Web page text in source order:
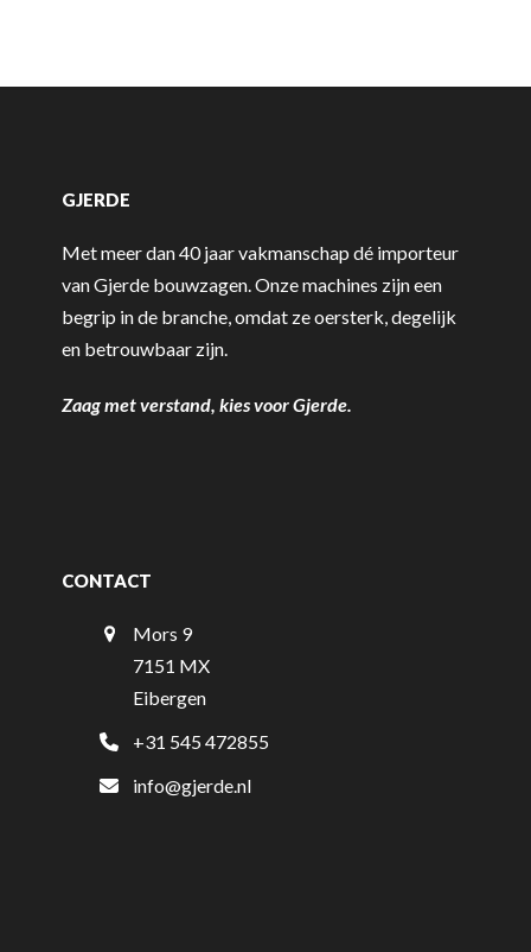
GJERDE
Met meer dan 40 jaar vakmanschap dé importeur
van Gjerde bouwzagen. Onze machines zijn een
begrip in de branche, omdat ze oersterk, degelijk
en betrouwbaar zijn.
Zaag met verstand, kies voor Gjerde.
CONTACT
Mors 9
7151 MX
Eibergen
+31 545 472855
info@gjerde.nl